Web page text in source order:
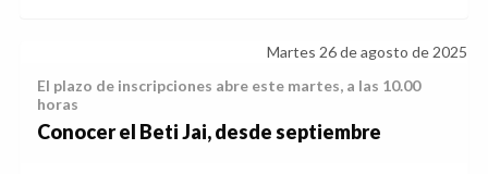
Martes 26 de agosto de 2025
El plazo de inscripciones abre este martes, a las 10.00
horas
Conocer el Beti Jai, desde septiembre